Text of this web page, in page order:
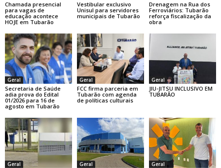
Chamada presencial
para vagas de
educação acontece
HOJE em Tubarão
Vestibular exclusivo
Unisul para servidores
municipais de Tubarão
Drenagem na Rua dos
Ferroviários: Tubarão
reforça fiscalização da
obra
Geral
Secretaria de Saúde
adia prova do Edital
01/2026 para 16 de
agosto em Tubarão
Geral
FCC firma parceria em
Tubarão com agenda
de políticas culturais
Geral
JIU-JITSU INCLUSIVO EM
TUBARÃO
Geral Geral Geral